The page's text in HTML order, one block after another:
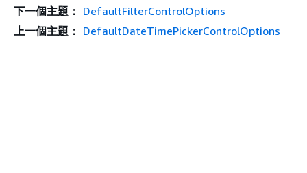
下一個主題： DefaultFilterControlOptions
上一個主題： DefaultDateTimePickerControlOptions